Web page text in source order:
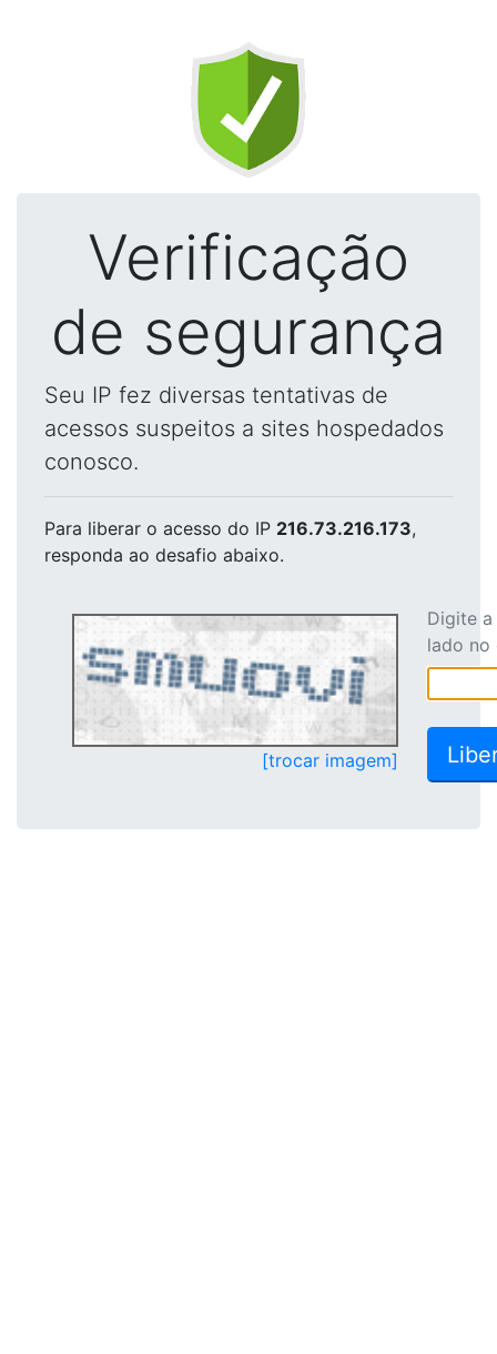
Verificação
de segurança
Seu IP fez diversas tentativas de
acessos suspeitos a sites hospedados
conosco.
Para liberar o acesso do IP 216.73.216.173,
responda ao desafio abaixo.
[trocar imagem]
Digite
lado no